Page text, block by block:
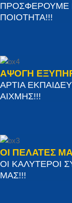
ΠΡΟΣΦΕΡΟΥΜΕ
ΠΟΙΟΤΗΤΑ!!!
ΑΨΟΓΗ
ΑΡΤΙΑ
ΑΙΧΜΗΣ!!!
ΟΙ ΠΕΛΑΤΕΣ
ΟΙ ΚΑΛΥΤΕΡΟΙ
ΜΑΣ!!!